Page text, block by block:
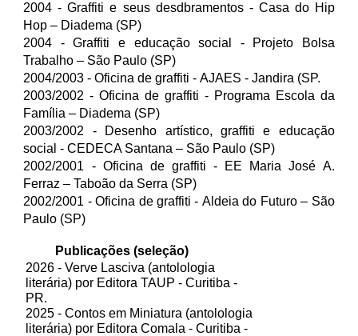
2004 -Graffiti e seus desdbramentos - Casa do Hip
Hop – Diadema (SP)
2004 - Graffiti e educação social -
Projeto Bolsa
Trabalho – São Paulo (SP)
2004/2003 - Oficina de graffiti -AJAES - Jandira (SP.
2003/2002 -Oficina de graffiti - Programa Escola da
Família – Diadema (SP)
2003/2002 - Desenho artístico, graffiti e educação
social -CEDECA Santana – São Paulo (SP)
2002/2001 - Oficina de graffiti -
EE Maria José A.
Ferraz – Taboão da Serra (SP)
2002/2001 - Oficina de graffiti - Aldeia do Futuro – São
Paulo (SP)
Publicações (seleção)
2026 - Verve Lasciva (antolologia
literária) por Editora TAUP -Curitiba -
PR.
2025 - Contos em Miniatura (antolologia
literária) por Editora Comala - Curitiba -